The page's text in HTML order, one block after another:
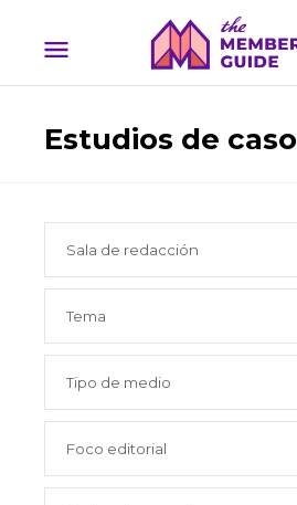
Estudios de caso